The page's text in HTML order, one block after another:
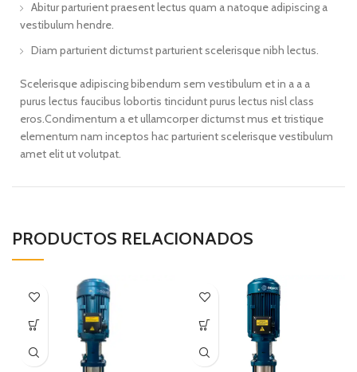
Abitur parturient praesent lectus quam a natoque adipiscing a
vestibulum hendre.
Diam parturient dictumst parturient scelerisque nibh lectus.
Scelerisque adipiscing bibendum sem vestibulum et in a a a
purus lectus faucibus lobortis tincidunt purus lectus nisl class
eros.Condimentum a et ullamcorper dictumst mus et tristique
elementum nam inceptos hac parturient scelerisque vestibulum
amet elit ut volutpat.
PRODUCTOS RELACIONADOS